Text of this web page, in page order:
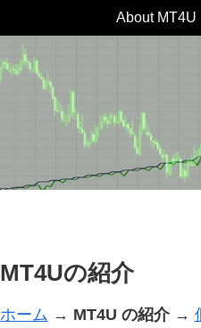
About MT4U
MT4Uの紹介
ホーム → MT4U の紹介→